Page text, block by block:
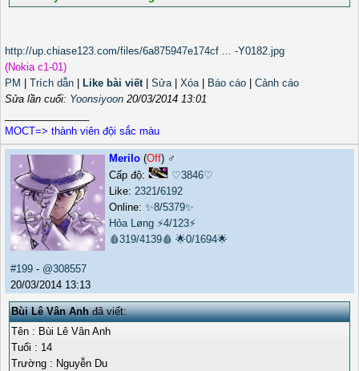
http://up.chiase123.com/files/6a875947e174cf ... -Y0182.jpg
(Nokia c1-01)
PM
Trích dẫn Like bài viết| Sửa| Xóa| Báo cáo
Cảnh cáo
Sửa lần cuối: Yoonsiyoon 20/03/2014 13:01
MOCT=> thành viên đội sắc màu
Merilo (Off) ♂️
Cấp độ:
♡3846♡
Like:2321/6192
Online:✨8/5379✨
Hỏa Løng ⚡4/123⚡
🩸319/4139🩸 🌟0/1694🌟
#199 - @308557
20/03/2014 13:13
Bùi Lê Vân Anhđã viết:
Tên : Bùi Lê Vân Anh
Tuổi : 14
Trường : Nguyễn Du